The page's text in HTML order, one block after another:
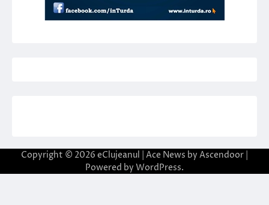
Copyright © 2026 eClujeanul | Ace News by Ascendoor
Powered by WordPress.